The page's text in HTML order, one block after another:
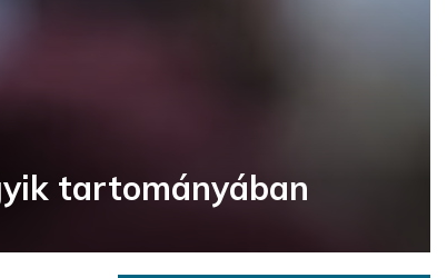
tartományában